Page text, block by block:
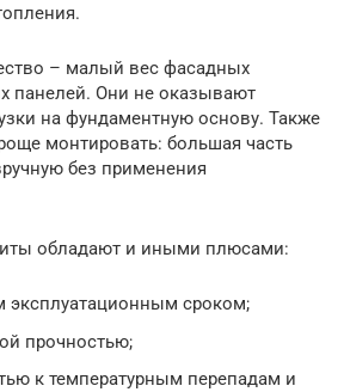
– малый вес фасадных
панелей. Они не оказывают
на фундаментную основу. Также
монтировать: большая часть
без применения
обладают и иными плюсами:
эксплуатационным сроком;
прочностью;
к температурным перепадам и